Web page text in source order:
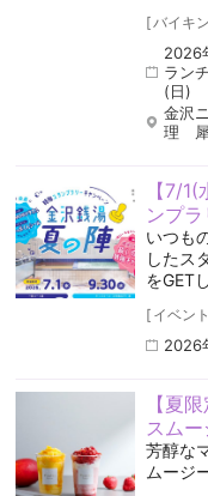
[バイキ
2026
ラン
(日)
金沢
理
【7/
ンプラ
いつも
したス
をGET
[ イベント
2026
【夏
スムー
芳醇な
ムージ